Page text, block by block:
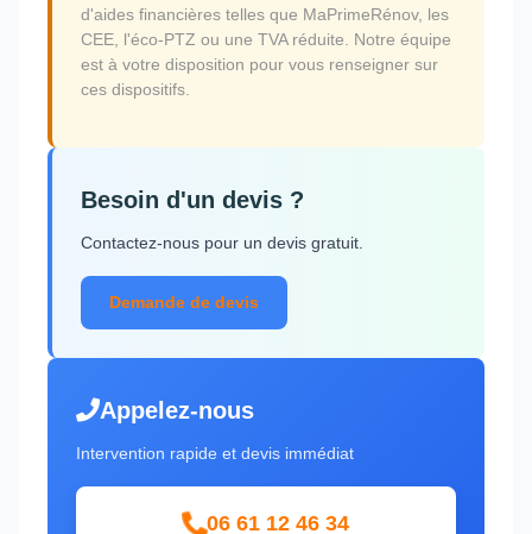
d'aides financières telles que MaPrimeRénov, les
CEE, l'éco-PTZ ou une TVA réduite. Notre équipe
est à votre disposition pour vous renseigner sur
ces dispositifs.
Besoin d'un devis ?
Contactez-nous pour un devis gratuit.
Demande de devis
Appelez-nous
Intervention rapide et devis immédiat
06 61 12 46 34